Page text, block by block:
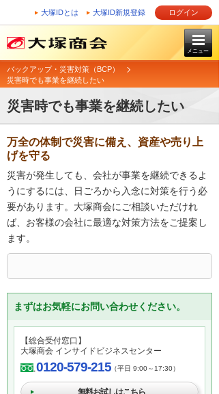
大塚IDとは 大塚ID新規登録 ログイン
メニュー
バックアップ・災害対策（BCP）
災害時でも事業を継続したい
災害時でも事業を継続したい
万全の体制で災害に備え、資産や売り上
げを守る
災害が発生しても、会社が事業を継続できるよ
うにするには、日ごろから入念に対策を行う必
要があります。大塚商会にご相談いただけれ
ば、お客様の会社に最適な対策方法をご提案し
ます。
まずはお気軽にお問い合わせください。
【総合受付窓口】
大塚商会 インサイドビジネスセンター
0120-579-215（平日 9:00～17:30）
無料お試しはこちら